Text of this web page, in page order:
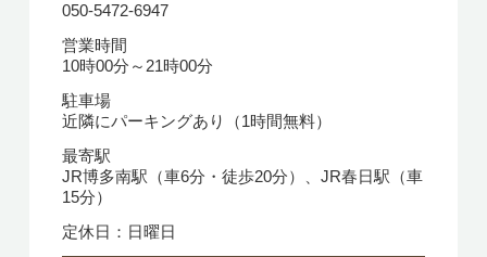
050-5472-6947
営業時間
10時00分～21時00分
駐車場
近隣にパーキングあり（1時間無料）
最寄駅
JR博多南駅（車6分・徒歩20分）、JR春日駅（車
15分）
定休日：日曜日